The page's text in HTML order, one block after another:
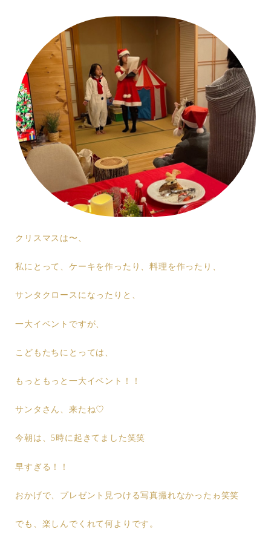
クリスマスは〜、
私にとって、ケーキを作ったり、料理を作ったり、
サンタクロースになったりと、
一大イベントですが、
こどもたちにとっては、
もっともっと一大イベント！！
サンタさん、来たね♡
今朝は、5時に起きてました笑笑
早すぎる！！
おかげで、プレゼント見つける写真撮れなかったゎ笑笑
でも、楽しんでくれて何よりです。